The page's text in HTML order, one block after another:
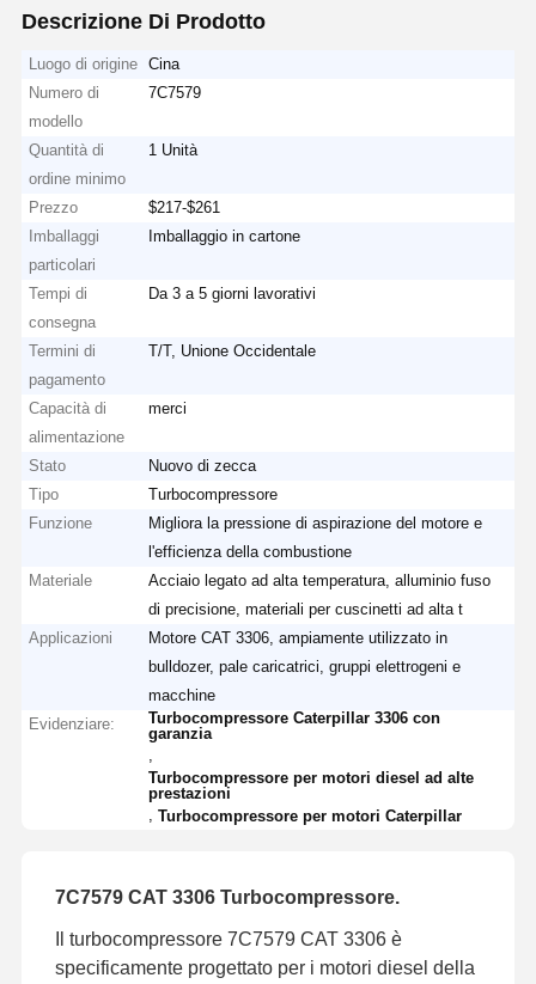
Descrizione Di Prodotto
Luogo di origine
Cina
Numero di
modello
7C7579
Quantità di
ordine minimo
1 Unità
Prezzo
$217-$261
Imballaggi
particolari
Imballaggio in cartone
Tempi di
consegna
Da 3 a 5 giorni lavorativi
Termini di
pagamento
T/T, Unione Occidentale
Capacità di
alimentazione
merci
Stato
Nuovo di zecca
Tipo
Turbocompressore
Funzione
Migliora la pressione di aspirazione del motore e
l'efficienza della combustione
Materiale
Acciaio legato ad alta temperatura, alluminio fuso
di precisione, materiali per cuscinetti ad alta t
Applicazioni
Motore CAT 3306, ampiamente utilizzato in
bulldozer, pale caricatrici, gruppi elettrogeni e
macchine
Evidenziare:
Turbocompressore Caterpillar 3306 con
garanzia
Turbocompressore per motori diesel ad alte
prestazioni
,Turbocompressore per motori Caterpillar
7C7579 CAT 3306 Turbocompressore.
Il turbocompressore 7C7579 CAT 3306 è
specificamente progettato per i motori diesel della